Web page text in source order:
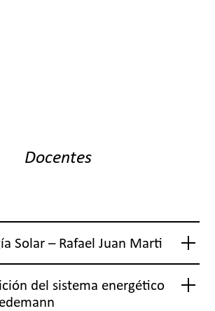
Docentes
Solar – Rafael Juan Marti
del sistema energético